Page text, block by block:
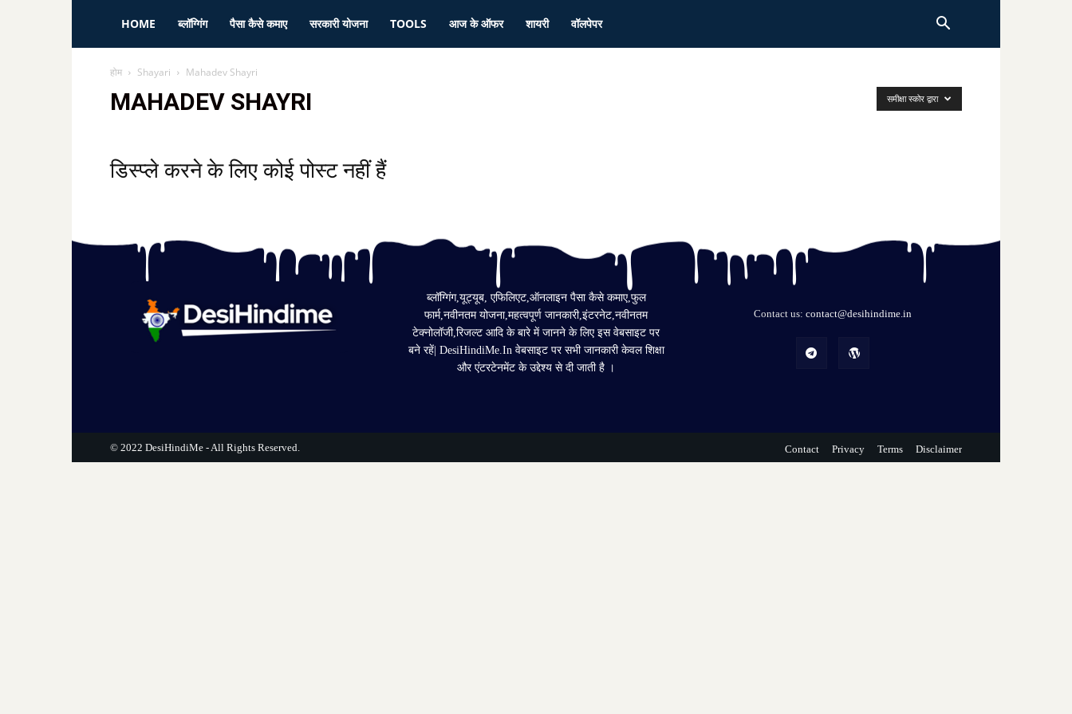
HOME ब्लॉग्गिंग पैसा कैसे कमाए सरकारी योजना TOOLS आज के ऑफर शायरी वॉलपेपर
होम Shayari Mahadev Shayri
MAHADEV SHAYRI समीक्षा स्कोर द्वारा
डिस्प्ले करने के लिए कोई पोस्ट नहीं हैं
ब्लॉग्गिंग,यूट्यूब, एफिलिएट,ऑनलाइन पैसा कैसे कमाए,फुल
फार्म,नवीनतम योजना,महत्वपूर्ण जानकारी,इंटरनेट,नवीनतम
टेक्नोलॉजी,रिजल्ट आदि के बारे में जानने के लिए इस वेबसाइट पर
बने रहें| DesiHindiMe.In वेबसाइट पर सभी जानकारी केवल शिक्षा
और एंटरटेनमेंट के उद्देश्य से दी जाती है ।
Contact us: contact@desihindime.in
© 2022 DesiHindiMe - All Rights Reserved. Contact Privacy Terms Disclaimer